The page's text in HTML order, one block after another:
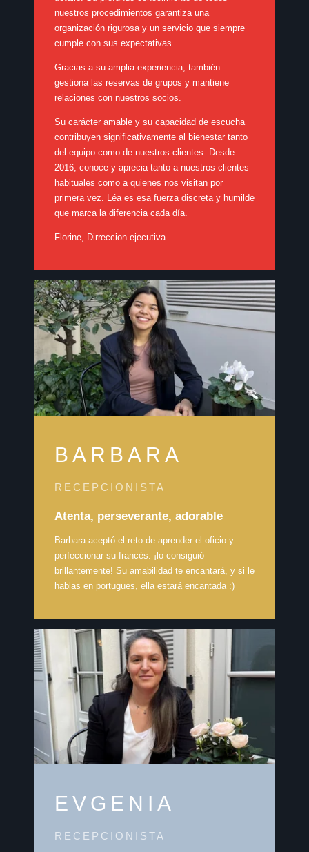
nuestros procedimientos garantiza una
organización rigurosa y un servicio que siempre
cumple con sus expectativas.
Gracias a su amplia experiencia, también
gestiona las reservas de grupos y mantiene
relaciones con nuestros socios.
Su carácter amable y su capacidad de escucha
contribuyen significativamente al bienestar tanto
del equipo como de nuestros clientes. Desde
2016, conoce y aprecia tanto a nuestros clientes
habituales como a quienes nos visitan por
primera vez. Léa es esa fuerza discreta y humilde
que marca la diferencia cada día.
Florine, Dirreccion ejecutiva
BARBARA
RECEPCIONISTA
Atenta, perseverante, adorable
Barbara aceptó el reto de aprender el oficio y
perfeccionar su francés: ¡lo consiguió
brillantemente! Su amabilidad te encantará, y si le
hablas en portugues, ella estará encantada :)
EVGENIA
RECEPCIONISTA